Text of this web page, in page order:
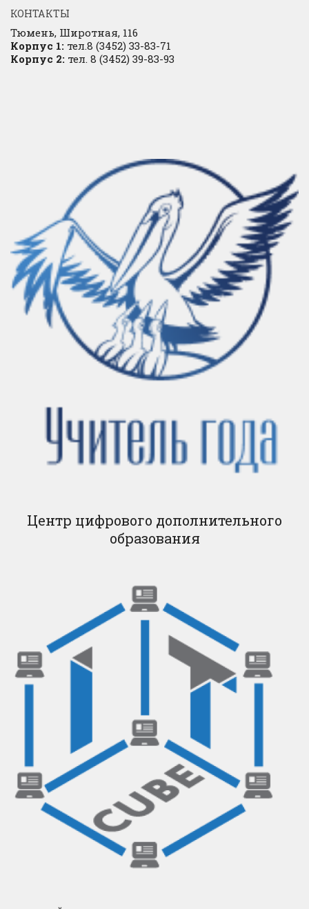
КОНТАКТЫ
Тюмень, Широтная, 116
Корпус 1: тел.8 (3452) 33-83-71
Корпус 2: тел. 8 (3452) 39-83-93
Центр цифрового дополнительного
образования